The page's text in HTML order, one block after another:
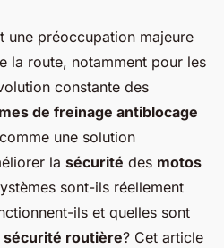
une préoccupation majeure
la route, notamment pour les
constante des
de freinage antiblocage
une solution
la sécurité des motos
sont-ils réellement
ils et quelles sont
sécurité routière? Cet article